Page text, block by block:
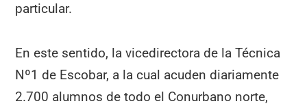
particular.
En este sentido, la vicedirectora de la Técnica
Nº1 de Escobar, a la cual acuden diariamente
2.700 alumnos de todo el Conurbano norte,